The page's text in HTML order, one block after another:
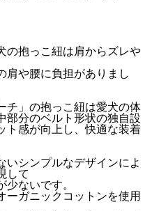
の抱っこ紐は肩からズレや
肩や腰に負担がありまし
チ」の抱っこ紐は愛犬の体
部分のベルト形状の独自設
ト感が向上し、快適な装着
いシンプルなデザインによ
して
ないです。
ーガニックコットンを使用